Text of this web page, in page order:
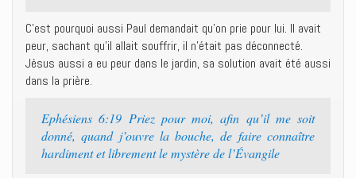
C’est pourquoi aussi Paul demandait qu’on prie pour lui. Il avait
peur, sachant qu’il allait souffrir, il n’était pas déconnecté.
Jésus aussi a eu peur dans le jardin, sa solution avait été aussi
dans la prière.
Ephésiens 6:19 Priez pour moi, afin qu’il me soit
donné, quand j’ouvre la bouche, de faire connaître
hardiment et librement le mystère de l’Évangile